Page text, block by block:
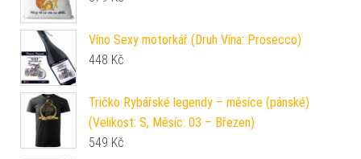
Víno Sexy motorkář (Druh Vína: Prosecco)
448 Kč
Tričko Rybářské legendy – měsíce (pánské)
(Velikost: S, Měsíc: 03 – Březen)
549 Kč